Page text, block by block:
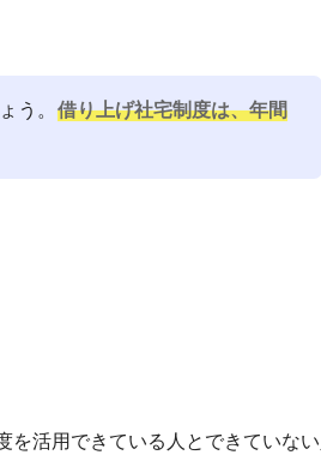
う。 借り上げ社宅制度は、年間
活用できている人とできていな